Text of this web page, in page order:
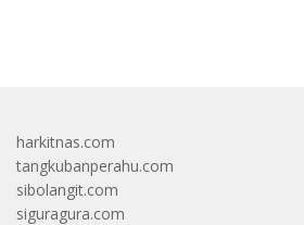
harkitnas.com
tangkubanperahu.com
sibolangit.com
siguragura.com